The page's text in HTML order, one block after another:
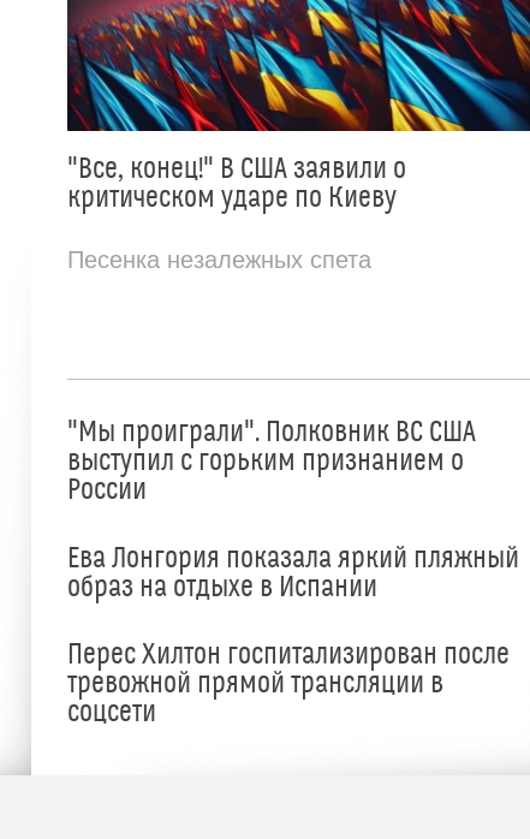
"Все, конец!" В США заявили о
критическом ударе по Киеву
Песенка незалежных спета
"Мы проиграли". Полковник ВС США
выступил с горьким признанием о
России
Ева Лонгория показала яркий пляжный
образ на отдыхе в Испании
Перес Хилтон госпитализирован после
тревожной прямой трансляции в
соцсети